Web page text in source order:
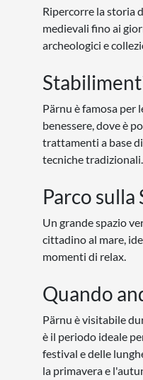
Ripercorre la storia
medievali fino ai
archeologici e
Pärnu è famosa per
benessere, dove è
trattamenti a base
tecniche tradizionali.
Parco sulla
Un grande spazio
cittadino al mare,
momenti di relax.
Quando
Pärnu è visitabile
è il periodo ideale
festival e delle
la primavera e